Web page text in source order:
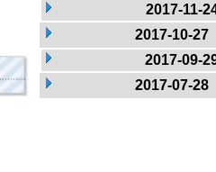
2017-11-
2017-10-27
2017-09-
2017-07-28